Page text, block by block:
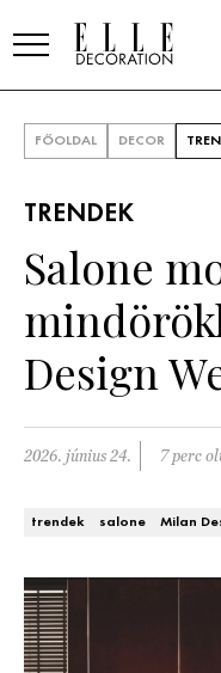
SZOBÁK
Konyha
Fürdőszoba
Nappali
ÖTLETEK
SZÉP TEREK
Szállodák és vendégházak
FŐOLDAL DECOR
TRENDEK
Salone
Design
2026. június 24. 7 perc
trendek salone Milan